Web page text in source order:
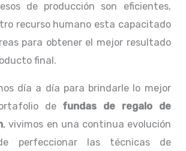
de producción son eficientes,
recurso humano esta capacitado
para obtener el mejor resultado
final.
día a día para brindarle lo mejor
de fundas de regalo de
, vivimos en una continua evolución
perfeccionar las técnicas de